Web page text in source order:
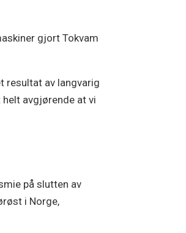
gjort Tokvam
resultat av langvarig
avgjørende at vi
på slutten av
i Norge,